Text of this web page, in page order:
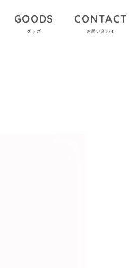
GOODS
グッズ
CONTACT
お問い合わせ